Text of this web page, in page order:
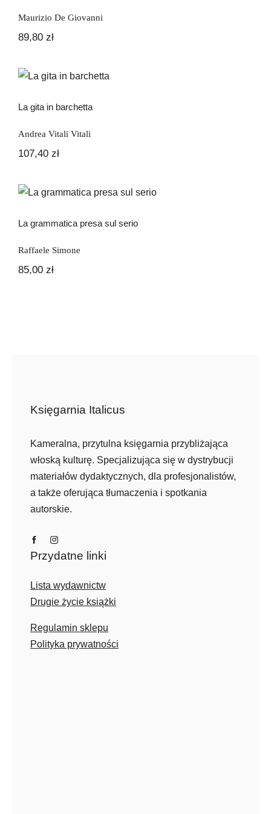
Maurizio De Giovanni
89,80 zł
La gita in barchetta
La gita in barchetta
Andrea Vitali Vitali
107,40 zł
La grammatica presa sul serio
La grammatica presa sul serio
Raffaele Simone
85,00 zł
Księgarnia Italicus
Kameralna, przytulna księgarnia przybliżająca
włoską kulturę. Specjalizująca się w dystrybucji
materiałów dydaktycznych, dla profesjonalistów,
a także oferująca tłumaczenia i spotkania
autorskie.
Przydatne linki
Lista wydawnictw
Drugie życie książki
Regulamin sklepu
Polityka prywatności